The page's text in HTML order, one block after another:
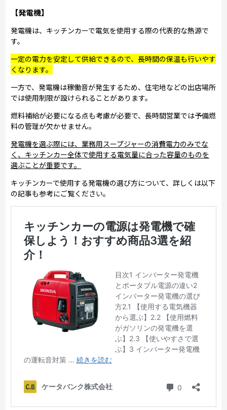
【発電機】
発電機は、キッチンカーで電気を使用する際の代表的な熱源で
す。
一定の電力を安定して供給できるので、長時間の保温も行いやす
くなります。
一方で、発電機は稼働音が発生するため、住宅地などの出店場所
では使用制限が設けられることがあります。
燃料補給が必要になる点も考慮が必要で、長時間営業では予備燃
料の管理が欠かせません。
発電機を選ぶ際には、業務用スープジャーの消費電力のみでな
く、キッチンカー全体で使用する電気量に合った容量のものを
選ぶことが重要です。
キッチンカーで使用する発電機の選び方について、詳しくは以下
の記事も参考にご覧ください。